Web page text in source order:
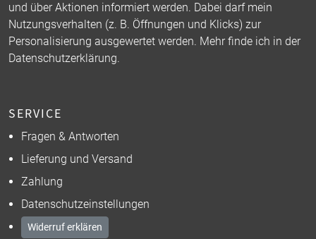
und über Aktionen informiert werden. Dabei darf mein
Nutzungsverhalten (z. B. Öffnungen und Klicks) zur
Personalisierung ausgewertet werden. Mehr finde ich in der
Datenschutzerklärung.
SERVICE
Fragen & Antworten
Lieferung und Versand
Zahlung
Datenschutzeinstellungen
Widerruf erklären